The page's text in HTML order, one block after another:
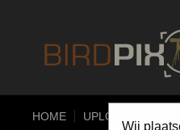
HOME UPLOAD
Wij